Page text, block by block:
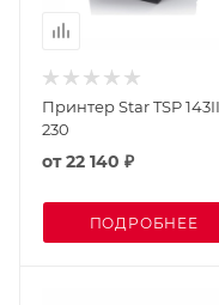
Принтер Star TSP
230
от22 140 ₽
ПОДРОБНЕЕ